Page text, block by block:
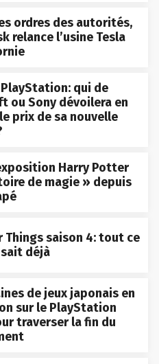
ordres des autorités,
relance l’usine Tesla
qui de
ou Sony dévoilera en
prix de sa nouvelle
Harry Potter
de magie » depuis
Things saison 4: tout ce
sait déjà
de jeux japonais en
sur le PlayStation
traverser la fin du